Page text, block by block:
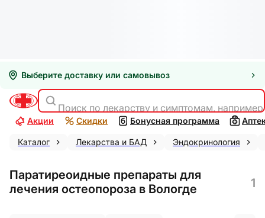
Выберите доставку или самовывоз
Поиск по лекарству и симптомам,
Акции Скидки Бонусная программа
Каталог Лекарства и БАД Эндокринология
Паратиреоидные препараты для
лечения остеопороза в Вологде
1